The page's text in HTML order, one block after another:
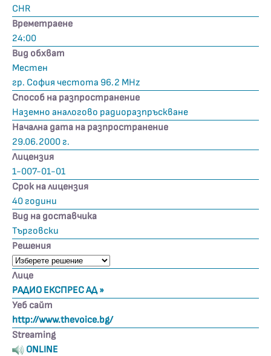
CHR
Времетраене
24:00
Вид обхват
Местен
гр. София честота 96.2 MHz
Способ на разпространение
Наземно аналогово радиоразпръскване
Начална дата на разпространение
29.06.2000 г.
Лицензия
1-007-01-01
Срок на лицензия
40 години
Вид на доставчика
Търговски
Решения
Лице
РАДИО ЕКСПРЕС АД »
Уеб сайт
http://www.thevoice.bg/
Streaming
ONLINE